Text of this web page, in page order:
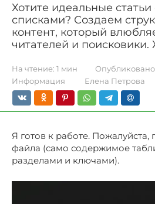
Хотите идеальные
списками? Создаем
контент, который
читателей и
На чтение: 1 мин
Информация
Елена Петрова
Я готов к работе.
файла (само содержимое
разделами и ключами).